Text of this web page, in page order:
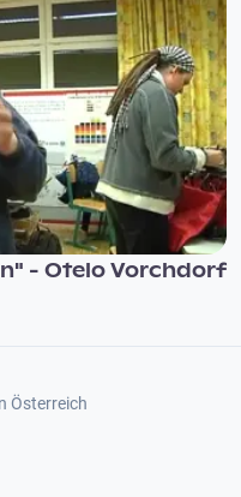
- Otelo Vorchdorf
Österreich